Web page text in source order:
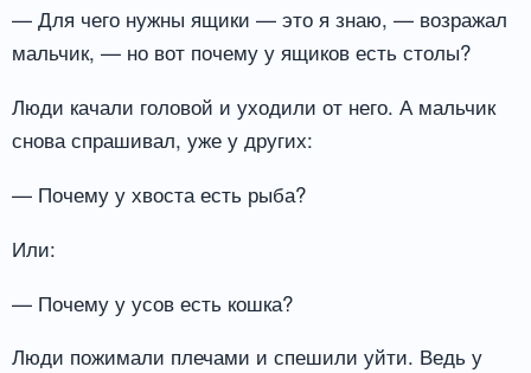
— Для чего нужны ящики — это я знаю, — возражал
мальчик, — но вот почему у ящиков есть столы?
Люди качали головой и уходили от него. А мальчик
снова спрашивал, уже у других:
— Почему у хвоста есть рыба?
Или:
— Почему у усов есть кошка?
Люди пожимали плечами и спешили уйти. Ведь у